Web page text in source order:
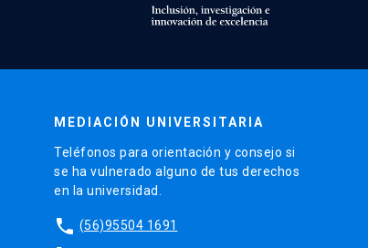
MEDIACIÓN UNIVERSITARIA
Teléfonos para orientación y consejo si
se ha vulnerado alguno de tus derechos
en la universidad.
phone (56)95504 1691